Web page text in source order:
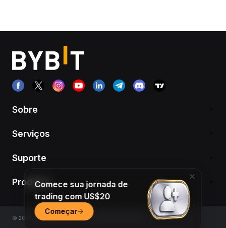
Sobre
Serviços
Suporte
Produtos
© 2018-2026 Bybit.com. Todos os direitos reservados.
Comece sua jornada de
trading com US$20
Começar